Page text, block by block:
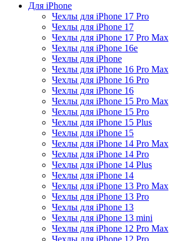
Для iPhone
Чехлы для iPhone 17 Pro
Чехлы для iPhone 17
Чехлы для iPhone 17 Pro Max
Чехлы для iPhone 16e
Чехлы для iPhone
Чехлы для iPhone 16 Pro Max
Чехлы для iPhone 16 Pro
Чехлы для iPhone 16
Чехлы для iPhone 15 Pro Max
Чехлы для iPhone 15 Pro
Чехлы для iPhone 15 Plus
Чехлы для iPhone 15
Чехлы для iPhone 14 Pro Max
Чехлы для iPhone 14 Pro
Чехлы для iPhone 14 Plus
Чехлы для iPhone 14
Чехлы для iPhone 13 Pro Max
Чехлы для iPhone 13 Pro
Чехлы для iPhone 13
Чехлы для iPhone 13 mini
Чехлы для iPhone 12 Pro Max
Чехлы для iPhone 12 Pro